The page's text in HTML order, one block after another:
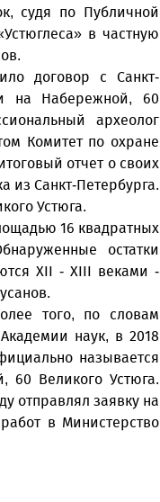
судя по Публичной
в частную
договор с Санкт-
на Набережной, 60
археолог
Комитет по охране
отчет о своих
из Санкт-Петербурга.
Устюга.
16 квадратных
остатки
XII - XIII веками -
того, по словам
наук, в 2018
называется
60 Великого Устюга.
отправлял заявку на
в Министерство